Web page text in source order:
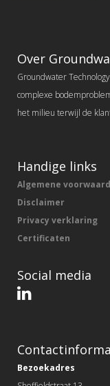
Over
Groundwater
complexe
het milieu terwijl de
Handige links
Algemene
Disclaimer
Privacy verklaring
Certificaten
Social media
Bezoekadres